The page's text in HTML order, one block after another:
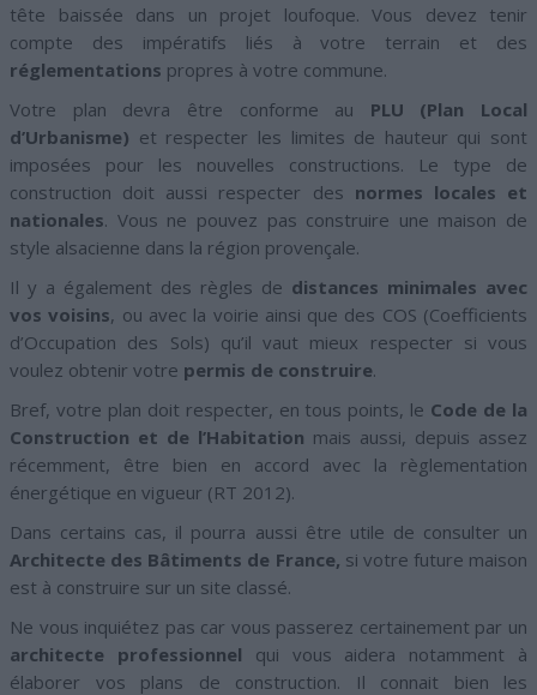
tête baissée dans un projet loufoque. Vous devez tenir
compte des impératifs liés à votre terrain et des
réglementations propres à votre commune.
Votre plan devra être conforme au PLU (Plan Local
d’Urbanisme) et respecter les limites de hauteur qui sont
imposées pour les nouvelles constructions. Le type de
construction doit aussi respecter des normes locales et
nationales. Vous ne pouvez pas construire une maison de
style alsacienne dans la région provençale.
Il y a également des règles de distances minimales avec
vos voisins, ou avec la voirie ainsi que des COS (Coefficients
d’Occupation des Sols) qu’il vaut mieux respecter si vous
voulez obtenir votre permis de construire.
Bref, votre plan doit respecter, en tous points, le Code de la
Construction et de l’Habitation mais aussi, depuis assez
récemment, être bien en accord avec la règlementation
énergétique en vigueur (RT 2012).
Dans certains cas, il pourra aussi être utile de consulter un
Architecte des Bâtiments de France, si votre future maison
est à construire sur un site classé.
Ne vous inquiétez pas car vous passerez certainement par un
architecte professionnel qui vous aidera notamment à
élaborer vos plans de construction. Il connait bien les